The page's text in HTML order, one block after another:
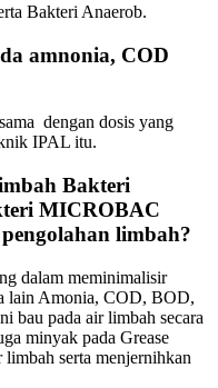
Bakteri Anaerob.
amnonia, COD
dengan dosis yang
IPAL itu.
Bakteri
MICROBAC
limbah?
dalam meminimalisir
lain Amonia, COD, BOD,
bau pada air limbah secara
minyak pada Grease
serta menjernihkan